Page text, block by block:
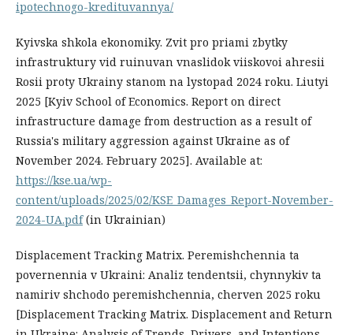
ipotechnogo-kredituvannya/
Kyivska shkola ekonomiky. Zvit pro priami zbytky
infrastruktury vid ruinuvan vnaslidok viiskovoi ahresii
Rosii proty Ukrainy stanom na lystopad 2024 roku. Liutyi
2025 [Kyiv School of Economics. Report on direct
infrastructure damage from destruction as a result of
Russia's military aggression against Ukraine as of
November 2024. February 2025]. Available at:
https://kse.ua/wp-
content/uploads/2025/02/KSE_Damages_Report-November-
2024-UA.pdf(in Ukrainian)
Displacement Tracking Matrix. Peremishchennia ta
povernennia v Ukraini: Analiz tendentsii, chynnykiv ta
namiriv shchodo peremishchennia, cherven 2025 roku
[Displacement Tracking Matrix. Displacement and Return